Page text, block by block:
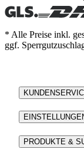
* Alle Preise inkl.
ggf.
PRODUKTE &